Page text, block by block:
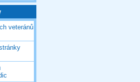
veteránů